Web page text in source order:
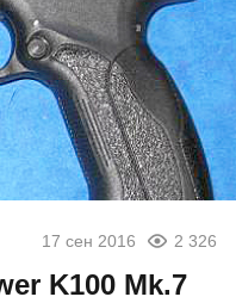
17 сен 2016 2 326
K100 Mk.7